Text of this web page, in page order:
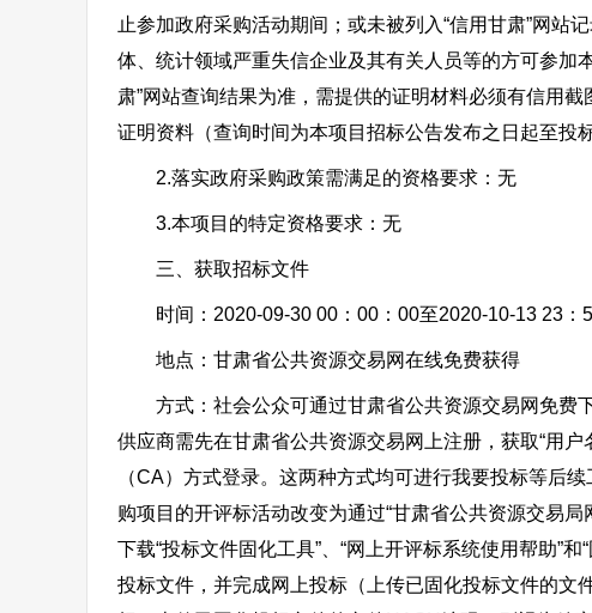
止参加政府采购活动期间；或未被列入“信用甘肃”网站
体、统计领域严重失信企业及其有关人员等的方可参加
肃”网站查询结果为准，需提供的证明材料必须有信用
证明资料（查询时间为本项目招标公告发布之日起至投
2.落实政府采购政策需满足的资格要求：无
3.本项目的特定资格要求：无
三、获取招标文件
时间：2020-09-30 00：00：00至2020-10-13 23：
地点：甘肃省公共资源交易网在线免费获得
方式：社会公众可通过甘肃省公共资源交易网免费
供应商需先在甘肃省公共资源交易网上注册，获取“用
（CA）方式登录。这两种方式均可进行我要投标等后
购项目的开评标活动改变为通过“甘肃省公共资源交易
下载“投标文件固化工具”、“网上开评标系统使用帮助”
投标文件，并完成网上投标（上传已固化投标文件的